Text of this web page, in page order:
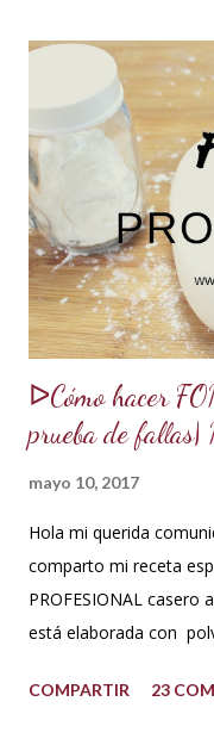
porque el producto
porque la receta era
de batido liviano como
tortas y pasteles te
sabrosos. Los jarabes
acuerdo a los
una...
ᐅCómo hacer
prueba de fallas|
mayo 10, 2017
Hola mi querida
comparto mi receta
PROFESIONAL casero
está elaborada con
que le aportan a la
COMPARTIR 23